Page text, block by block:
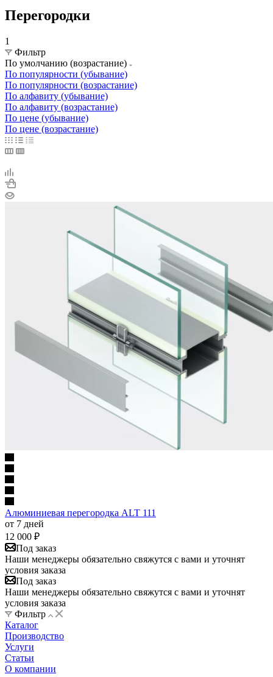
Перегородки
1
Фильтр
По умолчанию (возрастание)
По популярности (убывание)
По популярности (возрастание)
По алфавиту (убывание)
По алфавиту (возрастание)
По цене (убывание)
По цене (возрастание)
Алюминиевая перегородка ALT 111
от 7 дней
12 000 ₽
Под заказ
Наши менеджеры обязательно свяжутся с вами и уточнят
условия заказа
Под заказ
Наши менеджеры обязательно свяжутся с вами и уточнят
условия заказа
Фильтр
Каталог
Производство
Услуги
Статьи
О компании